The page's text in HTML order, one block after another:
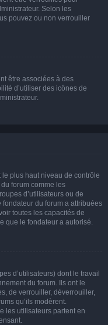
Selon les
pouvez ou non verrouiller
être associées à des
d’utiliser des icônes de
plus haut niveau de contrôle
forum comme les
d’utilisateurs ou de
du forum a attribuées
toutes les capacités de
que le fondateur a autorisé.
d’utilisateurs) dont le travail
du forum. Ils ont le
de verrouiller, déverrouiller,
qu’ils modèrent.
les utilisateurs partent en